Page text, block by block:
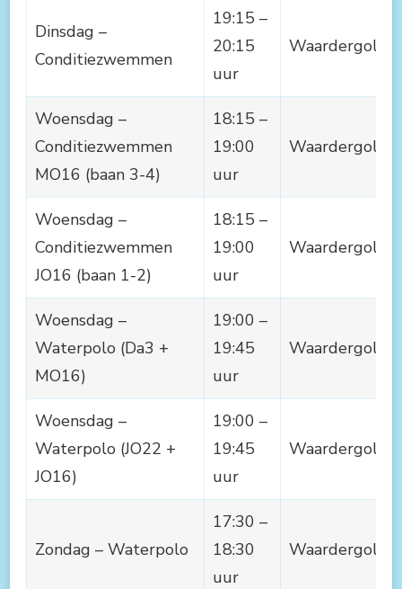
Dinsdag –
Conditiezwemmen
19:15 –
20:15
uur
Waardergolf
Woensdag –
Conditiezwemmen
MO16 (baan 3-4)
18:15 –
19:00
uur
Waardergolf
Woensdag –
Conditiezwemmen
JO16 (baan 1-2)
18:15 –
19:00
uur
Waardergolf
Woensdag –
Waterpolo (Da3 +
MO16)
19:00 –
19:45
uur
Waardergolf
Woensdag –
Waterpolo (JO22 +
JO16)
19:00 –
19:45
uur
Waardergolf
Zondag – Waterpolo
17:30 –
18:30
uur
Waardergolf